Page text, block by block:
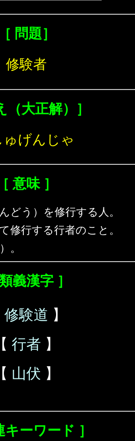
［ 問題］
修験者
（大正解）］
ゅげんじゃ
［ 意味 ］
どう）を修行する人。
修行する行者のこと。
。
類義漢字 ］
修験道 】
【 行者 】
【 山伏 】
キーワード ］